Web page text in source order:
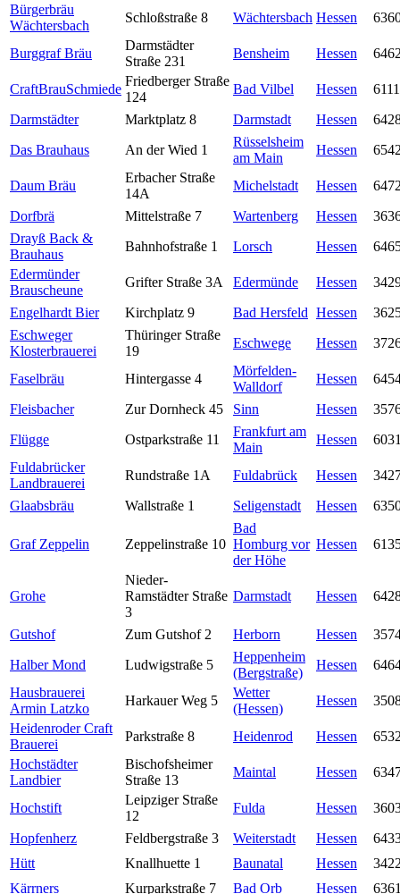
Bürgerbräu
Wächtersbach
Schloßstraße 8 Wächtersbach Hessen
Burggraf Bräu
Darmstädter
Straße 231
Bensheim Hessen
CraftBrauSchmiede
Friedberger Straße
124
Bad Vilbel Hessen
Darmstädter
Marktplatz 8 Darmstadt Hessen
Das Brauhaus
An der Wied 1
Rüsselsheim
am Main
Hessen
Daum Bräu
Erbacher Straße
14A
Michelstadt Hessen
Dorfbrä
Mittelstraße 7 Wartenberg Hessen
Drayß Back &
Brauhaus
Bahnhofstraße 1 Lorsch Hessen
Edermünder
Brauscheune
Grifter Straße 3A Edermünde Hessen
Engelhardt Bier
Kirchplatz 9 Bad Hersfeld Hessen
Eschweger
Klosterbrauerei
Thüringer Straße
19
Eschwege Hessen
Faselbräu Hintergasse 4
Mörfelden-
Walldorf
Hessen
Fleisbacher
Zur Dornheck 45 Sinn Hessen
Flügge
Ostparkstraße 11
Frankfurt am
Main
Hessen
Fuldabrücker
Landbrauerei
Rundstraße 1A Fuldabrück Hessen
Glaabsbräu
Wallstraße 1 Seligenstadt Hessen
Graf Zeppelin Zeppelinstraße 10
Bad
Homburg vor
der Höhe
Hessen
Grohe
Nieder-
Ramstädter Straße
3
Darmstadt Hessen
Gutshof Zum Gutshof 2 Herborn Hessen
Halber Mond
Ludwigstraße 5
Heppenheim
(Bergstraße)
Hessen
Hausbrauerei
Armin Latzko
Harkauer Weg 5
Wetter
(Hessen)
Hessen
Heidenroder Craft
Brauerei
Parkstraße 8 Heidenrod Hessen
Hochstädter
Landbier
Bischofsheimer
Straße 13
Maintal Hessen
Hochstift
Leipziger Straße
12
Fulda Hessen
Hopfenherz
Feldbergstraße 3 Weiterstadt Hessen
Hütt
Knallhuette 1 Baunatal Hessen
Kärrners
Kurparkstraße 7 Bad Orb Hessen